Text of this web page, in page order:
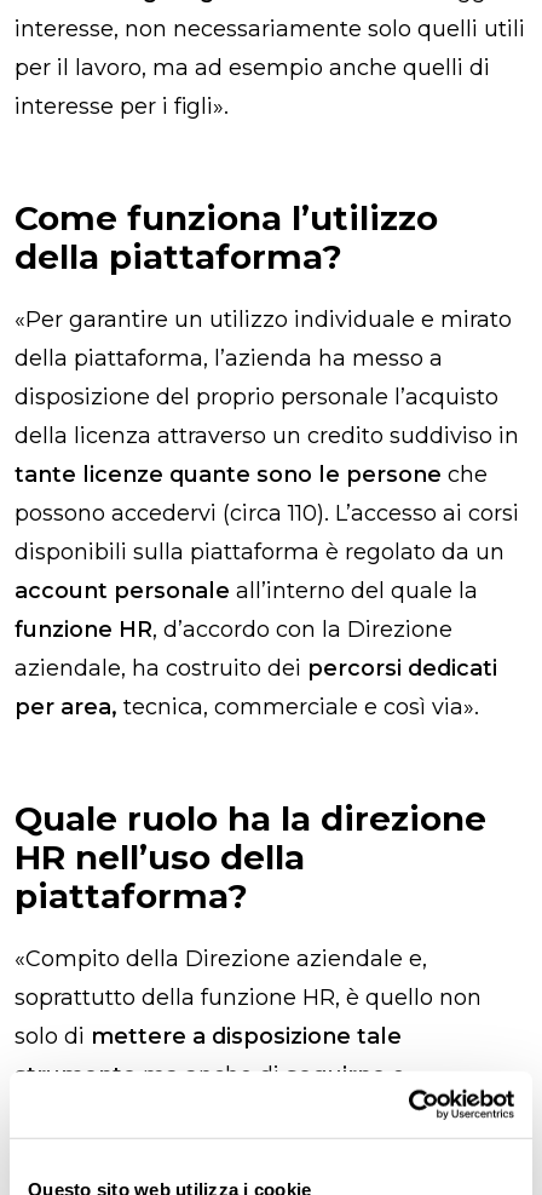
Questo sito web utilizza i cookie
interesse, non necessariamente solo quelli utili
per il lavoro, ma ad esempio anche quelli di
interesse per i figli».
Come funziona l’utilizzo
della piattaforma?
«Per garantire un utilizzo individuale e mirato
della piattaforma, l’azienda ha messo a
disposizione del proprio personale l’acquisto
della licenza attraverso un credito suddiviso in
tante licenze quante sono le persone che
possono accedervi (circa 110). L’accesso ai corsi
disponibili sulla piattaforma è regolato da un
account personale all’interno del quale la
funzione HR, d’accordo con la Direzione
aziendale, ha costruito dei percorsi dedicati
per area, tecnica, commerciale e così via».
Quale ruolo ha la direzione
HR nell’uso della
piattaforma?
«Compito della Direzione aziendale e,
soprattutto della funzione HR, è quello non
solo di mettere a disposizione tale
strumento ma anche di seguirne e
con i diretti